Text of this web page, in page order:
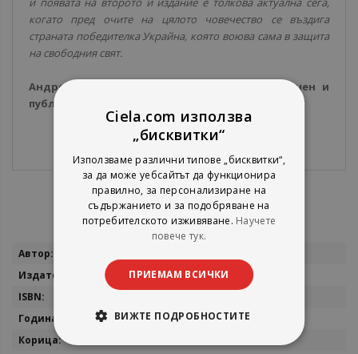
когато пред очите на цялото човечество се въздига
страната победителка Украйна, която воюва сама в защита
на свободния свят.
Андрей Пионтковски, руски опозиционер, учен и
публицист
Повече
Нов български университет
2023
Ciela.com използва
„бисквитки“
Използваме различни типове „бисквитки“,
за да може уебсайтът да функционира
правилно, за персонализиране на
съдържанието и за подобряване на
потребителското изживяване. Научете
повече тук.
ПРИЕМАМ ВСИЧКИ
ВИЖТЕ ПОДРОБНОСТИТЕ